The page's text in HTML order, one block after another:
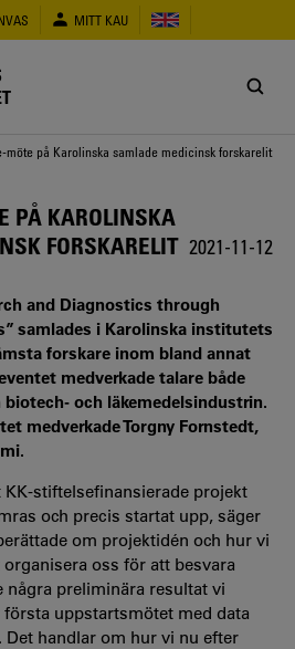
MITT KAU
på Karolinska samlade medicinsk forskarelit
PÅ KAROLINSKA
FORSKARELIT 2021-11-12
and Diagnostics through
samlades i Karolinska institutets
forskare inom bland annat
medverkade talare både
och läkemedelsindustrin.
medverkade Torgny Fornstedt,
stiftelsefinansierade projekt
och precis startat upp, säger
om projektidén och hur vi
oss för att besvara
några preliminära resultat vi
uppstartsmötet med data
Det handlar om hur vi nu efter